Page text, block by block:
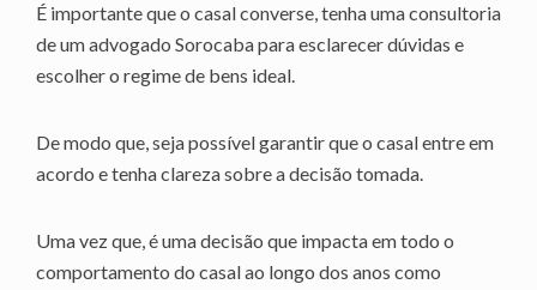
É importante que o casal converse, tenha uma consultoria
de um advogado Sorocaba para esclarecer dúvidas e
escolher o regime de bens ideal.
De modo que, seja possível garantir que o casal entre em
acordo e tenha clareza sobre a decisão tomada.
Uma vez que, é uma decisão que impacta em todo o
comportamento do casal ao longo dos anos como